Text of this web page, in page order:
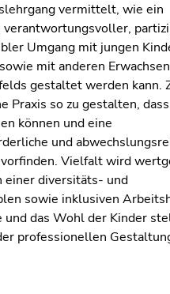
vermittelt, wie ein
Umgang mit jungen
mit anderen
gestaltet werden kann.
Praxis so zu gestalten,
können und eine
und
Vielfalt wird
einer diversitäts- und
sowie inklusiven
und das Wohl der Kinder
professionellen